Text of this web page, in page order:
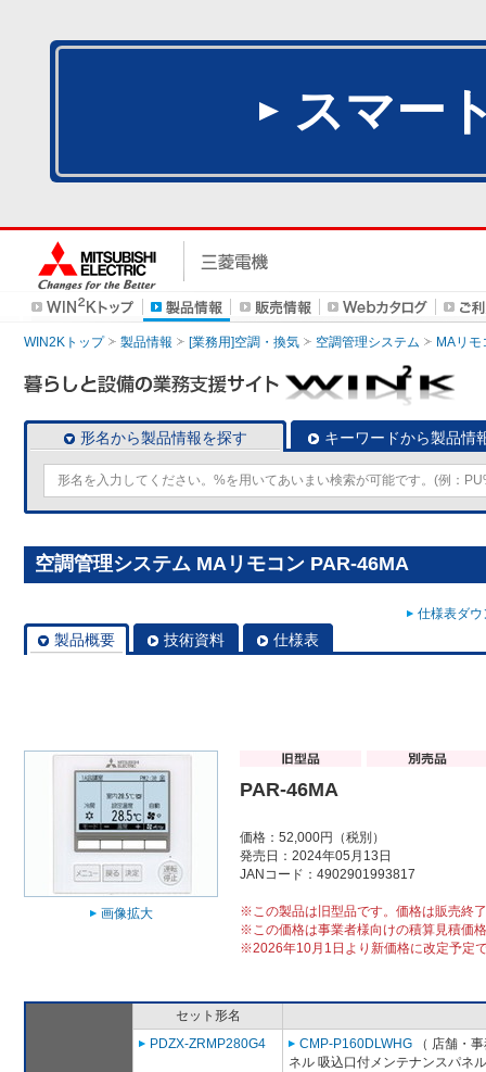
スマー
WIN2Kトップ 製品情報 [業務用]空調・換気 空調管理システム MAリモ
形名から製品情報を探す キーワードから製品情
空調管理システム MAリモコン PAR-46MA
仕様表ダ
製品概要 技術資料 仕様表
画像拡大
PAR-46MA
価格：52,000円（税別）
発売日：2024年05月13日
JANコード：4902901993817
※この製品は旧型品です。価格は販売終
※この価格は事業者様向けの積算見積価
※2026年10月1日より新価格に改定予定
セット形名
PDZX-ZRMP280G4
CMP-P160DLWHG （ 店舗・
ネル 吸込口付メンテナンスパネ